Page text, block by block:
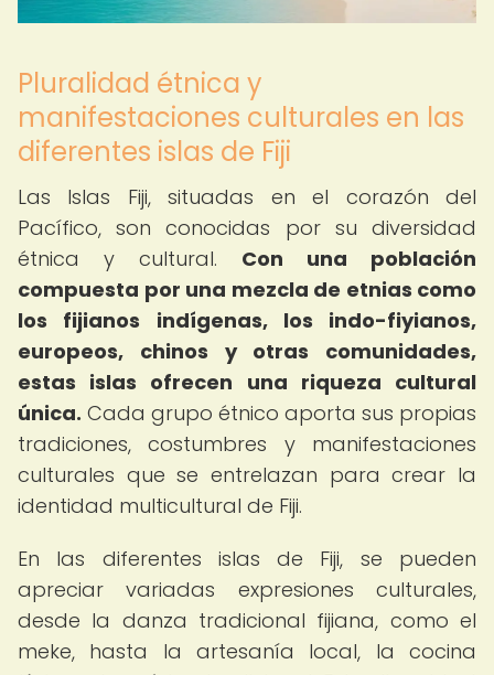
Pluralidad étnica y
manifestaciones culturales en las
diferentes islas de Fiji
Las Islas Fiji, situadas en el corazón del
Pacífico, son conocidas por su diversidad
étnica y cultural. Con una población
compuesta por una mezcla de etnias como
los fijianos indígenas, los indo-fiyianos,
europeos, chinos y otras comunidades,
estas islas ofrecen una riqueza cultural
única. Cada grupo étnico aporta sus propias
tradiciones, costumbres y manifestaciones
culturales que se entrelazan para crear la
identidad multicultural de Fiji.
En las diferentes islas de Fiji, se pueden
apreciar variadas expresiones culturales,
desde la danza tradicional fijiana, como el
meke, hasta la artesanía local, la cocina